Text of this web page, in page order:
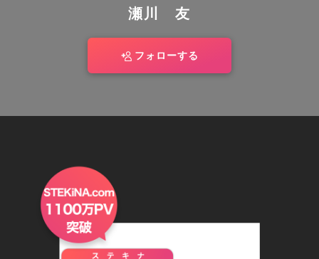
瀬川 友
フォローする